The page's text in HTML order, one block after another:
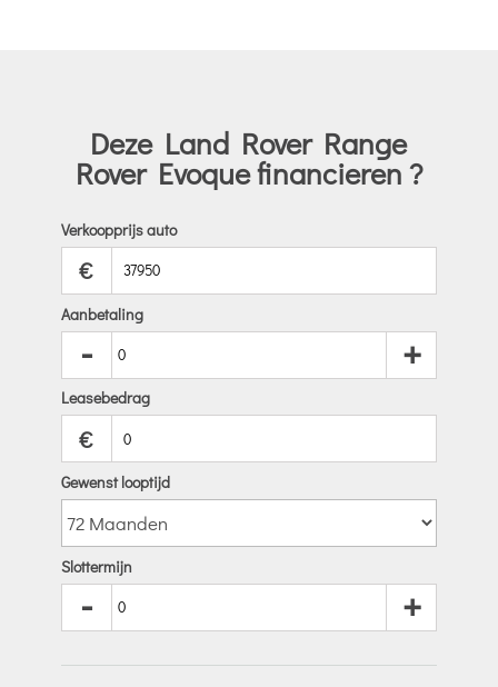
Deze Land Rover Range
Rover Evoque financieren ?
Verkoopprijs auto
€
Aanbetaling
- +
Leasebedrag
€
Gewenst looptijd
Slottermijn
- +